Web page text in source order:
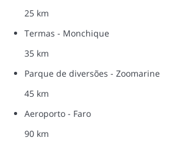
25 km
Termas - Monchique
35 km
Parque de diversões - Zoomarine
45 km
Aeroporto - Faro
90 km